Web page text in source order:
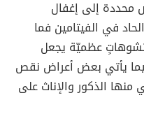
محددة إلى إغفال
في الفيتامين فما
عظميّة يجعل
يأتي بعض أعراض نقص
منها الذكور والإناث على